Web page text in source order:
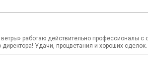
ветры» работаю действительно профессионалы
директора! Удачи, процветания и хороших